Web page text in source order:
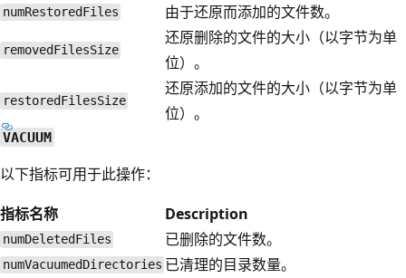
numRestoredFiles 由于还原而添加的文件数。
removedFilesSize
还原删除的文件的大小（以字节为单
位）。
restoredFilesSize
还原添加的文件的大小（以字节为单
位）。
VACUUM
以下指标可用于此操作：
指标名称
Description
numDeletedFiles 已删除的文件数。
numVacuumedDirectories 已清理的目录数量。